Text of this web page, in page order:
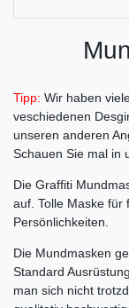
Tipp: Wir haben
veschiedenen
unseren anderen
Schauen Sie mal in
Die Graffiti
auf. Tolle Maske für
Persönlichkeiten.
Die Mundmasken
Standard
man sich nicht